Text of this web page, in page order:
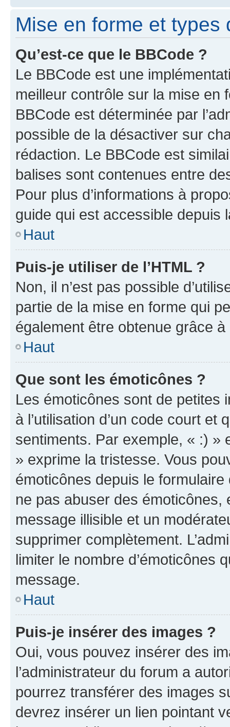
Mise en forme et types
Qu’est-ce que le BBCode ?
Le BBCode est une
meilleur contrôle sur la mise en
BBCode est déterminée par
possible de la désactiver sur
rédaction. Le BBCode est
balises sont contenues entre
Pour plus d’informations à
guide qui est accessible depuis
Haut
Puis-je utiliser de l’HTML ?
Non, il n’est pas possible
partie de la mise en forme qui
également être obtenue grâce à
Haut
Que sont les émoticônes ?
Les émoticônes sont de petites
à l’utilisation d’un code court et
sentiments. Par exemple, « :) »
» exprime la tristesse. Vous
émoticônes depuis le
ne pas abuser des
message illisible et un
supprimer complètement.
limiter le nombre d’émoticônes
message.
Haut
Puis-je insérer des images ?
Oui, vous pouvez insérer des
l’administrateur du forum a
pourrez transférer des images
devrez insérer un lien pointant